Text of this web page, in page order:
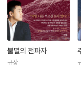
로 깊이 들어갈 때, 그 기
로, 사명을 감당하는 자리
한국에서 태어나 열 살 때
는, 국제학교에 다니던 중
전하며 전도자의 삶을 살
불멸의 전파자
규장